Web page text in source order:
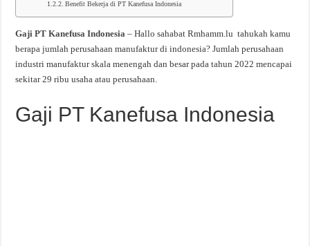
Benefit Bekerja di PT Kanefusa Indonesia
Gaji PT Kanefusa Indonesia – Hallo sahabat Rmhamm.lu tahukah kamu
berapa jumlah perusahaan manufaktur di indonesia? Jumlah perusahaan
industri manufaktur skala menengah dan besar pada tahun 2022 mencapai
sekitar 29 ribu usaha atau perusahaan.
Gaji PT Kanefusa Indonesia